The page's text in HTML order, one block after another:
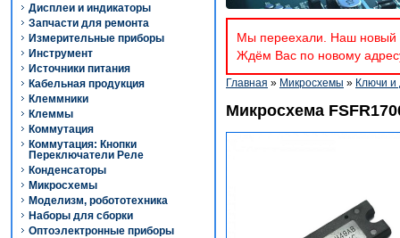
Дисплеи и индикаторы
Запчасти для ремонта
Измерительные приборы
Инструмент
Источники питания
Кабельная продукция
Клеммники
Клеммы
Коммутация
Коммутация: Кнопки
Переключатели Реле
Конденсаторы
Микросхемы
Моделизм, робототехника
Наборы для сборки
Оптоэлектронные приборы
Мы переехали. Наш новый
Ждём Вас по новому
Главная » Микросхемы » Ключи и
Микросхема